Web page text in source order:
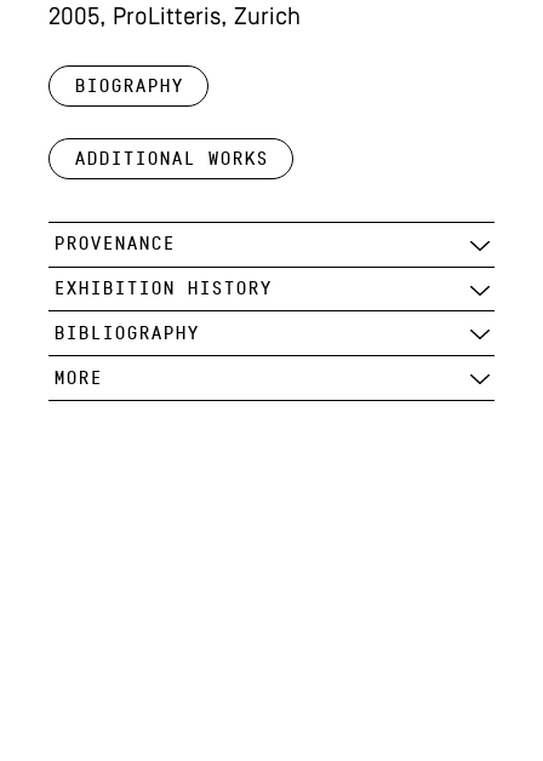
2005, ProLitteris, Zurich
Biography
Additional works
PROVENANCE
EXHIBITION HISTORY
BIBLIOGRAPHY
MORE